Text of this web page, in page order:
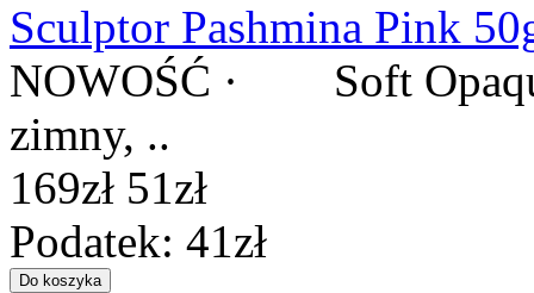
Sculptor Pashmina Pink
NOWOŚĆ · Soft
zimny, ..
169zł 51zł
Podatek: 41zł